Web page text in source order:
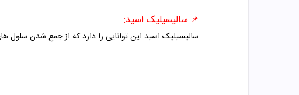
📌 سالیسیلیک اسید:
سالیسیلیک اسید این توانایی را دارد که از جمع شدن سلول